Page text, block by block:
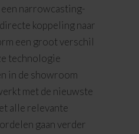
narrowcasting-
koppeling naar
een groot verschil
technologie
in de showroom
met de nieuwste
alle relevante
gaan verder